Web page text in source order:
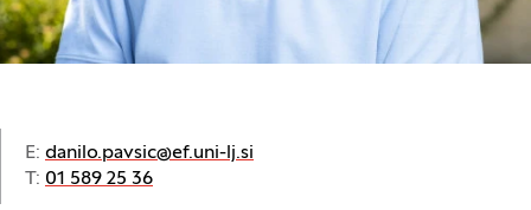
E: danilo.pavsic@ef.uni-lj.si
T: 01 589 25 36